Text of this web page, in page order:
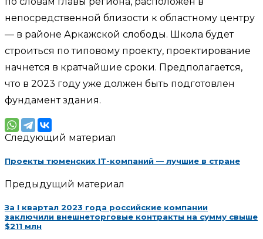
непосредственной близости к областному центру
— в районе Аркажской слободы. Школа будет
строиться по типовому проекту, проектирование
начнется в кратчайшие сроки. Предполагается,
что в 2023 году уже должен быть подготовлен
фундамент здания.
Следующий материал
Проекты тюменских IT-компаний — лучшие в стране
Предыдущий материал
За I квартал 2023 года российские компании
заключили внешнеторговые контракты на сумму свыше
$211 млн